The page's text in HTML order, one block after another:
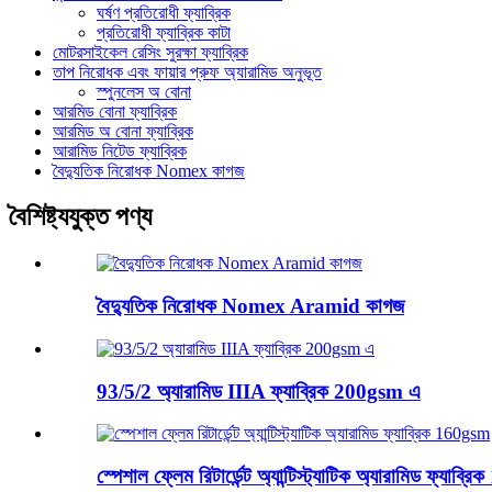
ঘর্ষণ প্রতিরোধী ফ্যাব্রিক
প্রতিরোধী ফ্যাব্রিক কাটা
মোটরসাইকেল রেসিং সুরক্ষা ফ্যাব্রিক
তাপ নিরোধক এবং ফায়ার প্রুফ অ্যারামিড অনুভূত
স্পুনলেস অ বোনা
আরমিড বোনা ফ্যাব্রিক
আরমিড অ বোনা ফ্যাব্রিক
আরামিড নিটেড ফ্যাব্রিক
বৈদ্যুতিক নিরোধক Nomex কাগজ
বৈশিষ্ট্যযুক্ত পণ্য
বৈদ্যুতিক নিরোধক Nomex Aramid কাগজ
93/5/2 অ্যারামিড IIIA ফ্যাব্রিক 200gsm এ
স্পেশাল ফ্লেম রিটার্ডেন্ট অ্যান্টিস্ট্যাটিক অ্যারামিড